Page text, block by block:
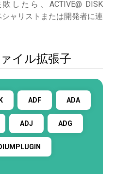
したら、ACTIVE@ DISK
シャリストまたは開発者に連
イル拡張子
ADF ADA
ADJ ADG